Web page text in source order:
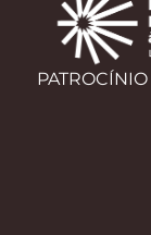
PATROCÍNIO